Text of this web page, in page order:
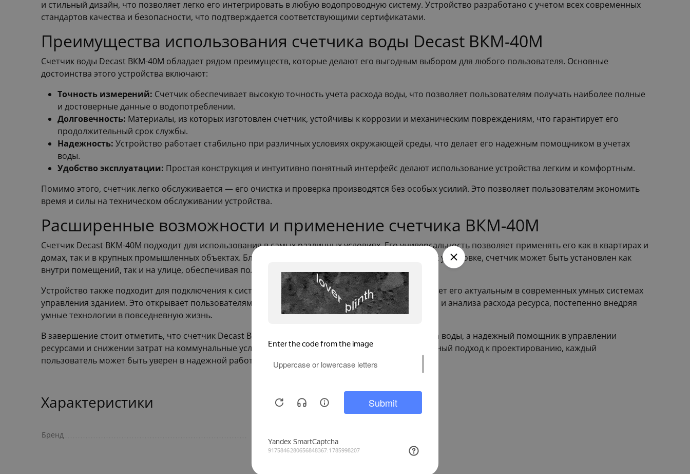
и стильный дизайн, что позволяет легко его интегрировать в любую водопроводную систему. Устройство разработано с учетом всех современных
стандартов качества и безопасности, что подтверждается соответствующими сертификатами.
Преимущества использования счетчика воды Decast ВКМ-40М
Счетчик воды Decast ВКМ-40М обладает рядом преимуществ, которые делают его выгодным выбором для любого пользователя. Основные
достоинства этого устройства включают:
Точность измерений: Счетчик обеспечивает высокую точность учета расхода воды, что позволяет пользователям получать наиболее полные
и достоверные данные о водопотреблении.
Долговечность: Материалы, из которых изготовлен счетчик, устойчивы к коррозии и механическим повреждениям, что гарантирует его
продолжительный срок службы.
Надежность: Устройство работает стабильно при различных условиях окружающей среды, что делает его надежным помощником в учетах
воды.
Удобство эксплуатации: Простая конструкция и интуитивно понятный интерфейс делают использование устройства легким и комфортным.
Помимо этого, счетчик легко обслуживается — его очистка и проверка производятся без особых усилий. Это позволяет пользователям экономить
время и силы на техническом обслуживании устройства.
Расширенные возможности и применение счетчика ВКМ-40М
Счетчик Decast ВКМ-40М подходит для использования в самых различных условиях. Его универсальность позволяет применять его как в квартирах и
домах, так и в крупных промышленных объектах. Благодаря минимальному уровню требований к установке, счетчик может быть установлен как
внутри помещений, так и на улице, обеспечивая полноценный учет в любых условиях.
Устройство также подходит для подключения к системам дистанционного учета данных, что делает его актуальным в современных умных системах
управления зданием. Это открывает пользователям новые возможности по автоматизации учета и анализа расхода ресурса, постепенно внедряя
умные технологии в повседневную жизнь.
В завершение стоит отметить, что счетчик Decast ВКМ-40М — это не просто устройство для учета воды, а надежный помощник в управлении
ресурсами и снижении затрат на коммунальные услуги. Благодарю высокое качество и современный подход к проектированию, каждый
пользователь может быть уверен в надежной работе системы на многие годы вперед.
Характеристики
Бренд